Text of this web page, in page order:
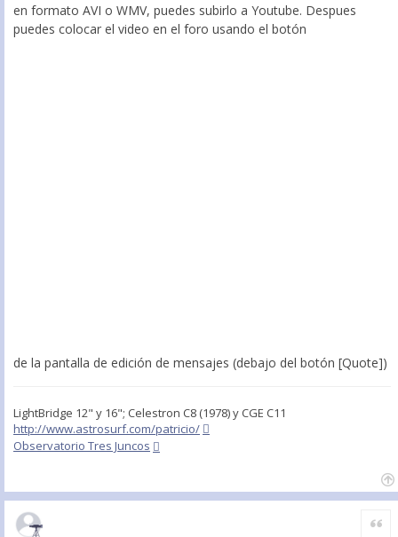
en formato AVI o WMV, puedes subirlo a Youtube. Despues
puedes colocar el video en el foro usando el botón
de la pantalla de edición de mensajes (debajo del botón [Quote])
LightBridge 12" y 16"; Celestron C8 (1978) y CGE C11
http://www.astrosurf.com/patricio/
Observatorio Tres Juncos
Citar